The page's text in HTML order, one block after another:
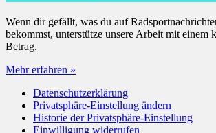
Wenn dir gefällt, was du auf
bekommst, unterstütze unsere Arbeit mit einem
Betrag.
Mehr erfahren »
Datenschutzerklärung
Privatsphäre-Einstellung ändern
Historie der Privatsphäre-Einstellung
Einwilligung widerrufen